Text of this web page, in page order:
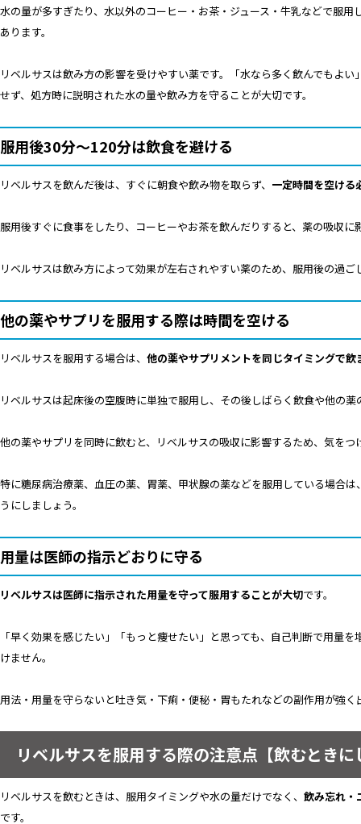
水の量が多すぎたり、水以外のコーヒー・お茶・ジュース・牛乳などで服
あります。
リベルサスは飲み方の影響を受けやすい薬です。「水なら多く飲んでもよ
せず、処方時に説明された水の量や飲み方を守ることが大切です。
服用後30分〜120分は飲食を避ける
リベルサスを飲んだ後は、すぐに朝食や飲み物を取らず、 一定時間を空ける
服用後すぐに食事をしたり、コーヒーやお茶を飲んだりすると、薬の吸収
リベルサスは飲み方によって効果が左右されやすい薬のため、服用後の過ご
他の薬やサプリを服用する際は時間を空ける
リベルサスを服用する場合は、 他の薬やサプリメントを同じタイミングで飲
リベルサスは起床後の空腹時に単独で服用し、その後しばらく飲食や他の
他の薬やサプリを同時に飲むと、リベルサスの吸収に影響するため、気をつ
特に糖尿病治療薬、血圧の薬、胃薬、甲状腺の薬などを服用している場合
うにしましょう。
用量は医師の指示どおりに守る
リベルサスは医師に指示された用量を守って服用することが大切です。
「早く効果を感じたい」「もっと痩せたい」と思っても、自己判断で用量
けません。
用法・用量を守らないと吐き気・下痢・便秘・胃もたれなどの副作用が強く
リベルサスを服用する際の注意点【飲むとき
リベルサスを飲むときは、服用タイミングや水の量だけでなく、 飲み忘れ・
です。